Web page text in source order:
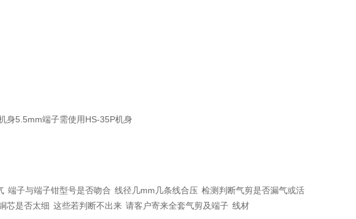
身5.5mm端子需使用 HS-35P机身
端子与端子钳型号是否吻合 线径几mm 几条线合压 检测判断气剪是否漏气或活
芯是否太细 这些若判断不出来 请客户寄来全套气剪及端子 线材